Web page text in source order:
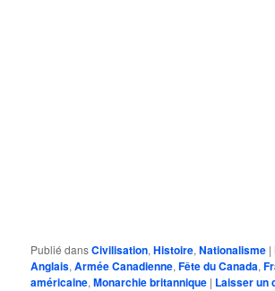
Publié dansCivilisation,Histoire,Nationalisme |
Anglais,Armée Canadienne,Fête du Canada,
américaine,Monarchie britannique | Laisser un